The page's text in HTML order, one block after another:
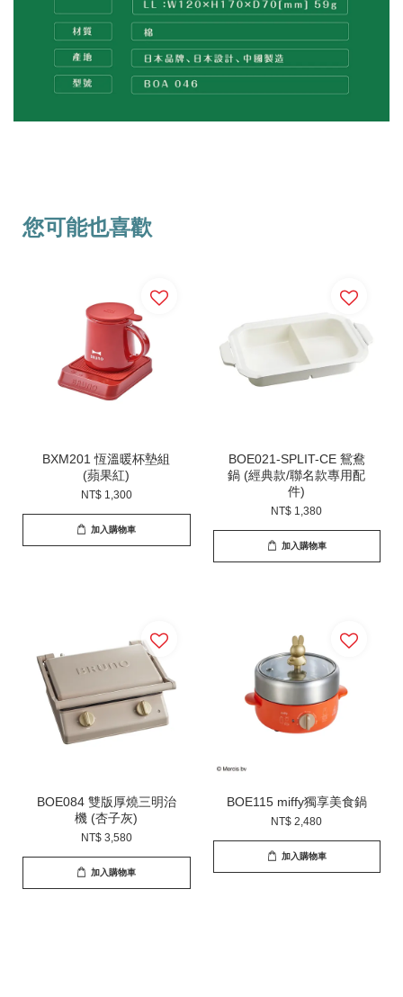
您可能也喜歡
BXM201 恆溫暖杯墊組
(蘋果紅)
NT$ 1,300
加入購物車
BOE021-SPLIT-CE 鴛鴦
鍋 (經典款/聯名款專用配
件)
NT$ 1,380
加入購物車
BOE084 雙版厚燒三明治
機 (杏子灰)
NT$ 3,580
加入購物車
BOE115 miffy獨享美食鍋
NT$ 2,480
加入購物車